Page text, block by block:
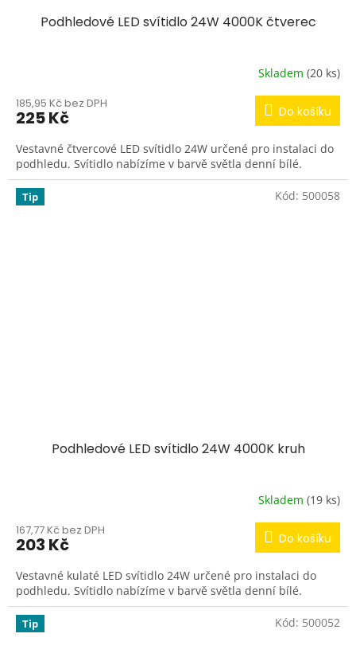
Podhledové LED svítidlo 24W 4000K čtverec
Skladem (20 ks)
185,95 Kč bez DPH
225 Kč Do košíku
Vestavné čtvercové LED svítidlo 24W určené pro instalaci do
podhledu. Svítidlo nabízíme v barvě světla denní bílé.
Tip
Podhledové LED svítidlo 24W 4000K kruh
Skladem (19 ks)
167,77 Kč bez DPH
203 Kč Do košíku
Vestavné kulaté LED svítidlo 24W určené pro instalaci do
podhledu. Svítidlo nabízíme v barvě světla denní bílé.
Kód: 500058
Tip Kód: 500052